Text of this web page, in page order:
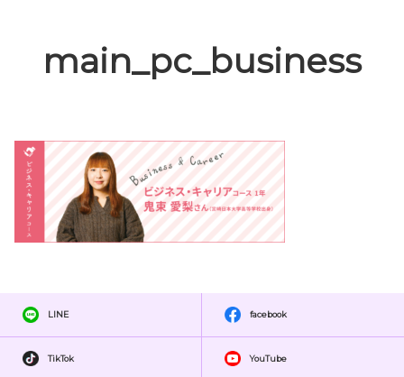
main_pc_business
LINE facebook
TikTok YouTube